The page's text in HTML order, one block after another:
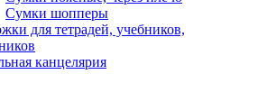
Сумки шопперы
для тетрадей, учебников,
канцелярия